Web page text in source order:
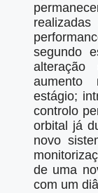
segundo
alteração
aumento
estágio;
controlo
orbital já
novo
de uma
com um